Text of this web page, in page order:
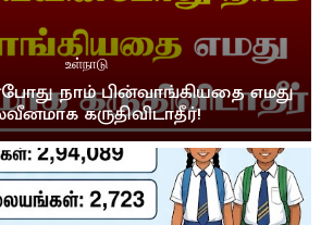
உள்நாடு
நாம் பின்வாங்கியதை எமது
கருதிவிடாதீர்!